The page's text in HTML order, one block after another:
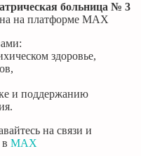
больница № 3
на платформе МАХ
здоровье,
и поддержанию
на связи и
МАХ